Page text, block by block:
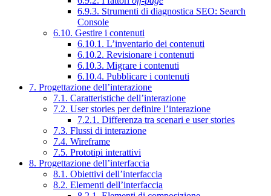
6.9.3. Strumenti di diagnostica SEO: Search
Console
6.10. Gestire i contenuti
6.10.1. L’inventario dei contenuti
6.10.2. Revisionare i contenuti
6.10.3. Migrare i contenuti
6.10.4. Pubblicare i contenuti
7. Progettazione dell’interazione
7.1. Caratteristiche dell’interazione
7.2. User stories per definire l’interazione
7.2.1. Differenza tra scenari e user stories
7.3. Flussi di interazione
7.4. Wireframe
7.5. Prototipi interattivi
8. Progettazione dell’interfaccia
8.1. Obiettivi dell’interfaccia
8.2. Elementi dell’interfaccia